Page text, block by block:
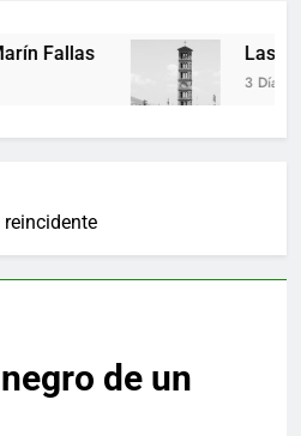
Fallas Las horas
3 Días Ago
reincidente
de un